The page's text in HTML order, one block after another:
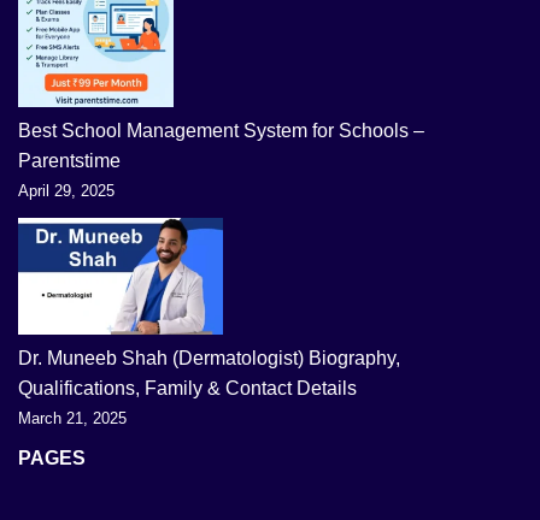
Best School Management System for Schools –
Parentstime
April 29, 2025
Dr. Muneeb Shah (Dermatologist) Biography,
Qualifications, Family & Contact Details
March 21, 2025
PAGES